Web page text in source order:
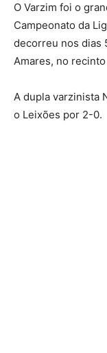
O Varzim foi o
Campeonato da
decorreu nos dias
Amares, no
A dupla varzinista
o Leixões por 2-0.